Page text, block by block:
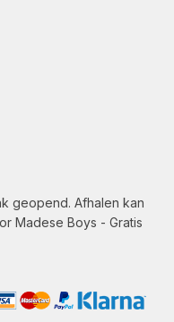
geopend. Afhalen kan
Madese Boys - Gratis